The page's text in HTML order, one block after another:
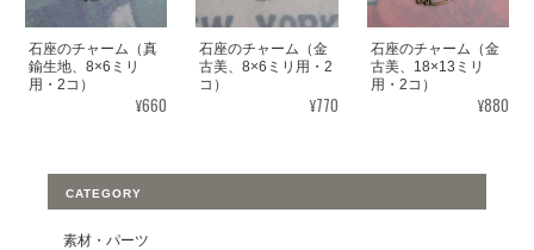
石座のチャーム（真
鍮生地、8×6ミリ
用・2コ）
¥660
石座のチャーム（金
古美、8×6ミリ用・2
コ）
¥770
石座のチャーム（金
古美、18×13ミリ
用・2コ）
¥880
CATEGORY
素材・パーツ